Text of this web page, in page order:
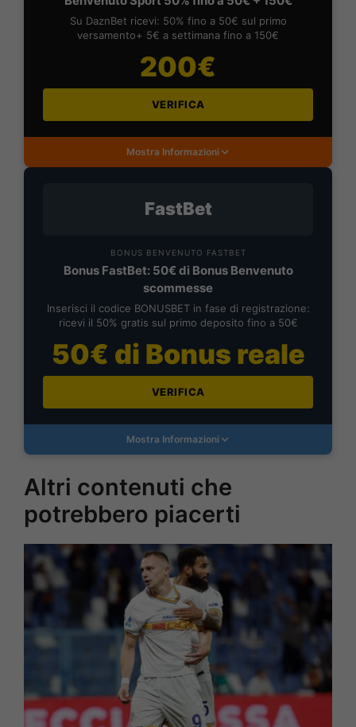
Su DaznBet ricevi: 50% fino a 50€ sul primo
versamento+ 5€ a settimana fino a 150€
200€
VERIFICA
Mostra Informazioni
FastBet
BONUS BENVENUTO FASTBET
Bonus FastBet: 50€ di Bonus Benvenuto
scommesse
Inserisci il codice BONUSBET in fase di registrazione:
ricevi il 50% gratis sul primo deposito fino a 50€
50€ di Bonus reale
VERIFICA
Mostra Informazioni
Altri contenuti che
potrebbero piacerti